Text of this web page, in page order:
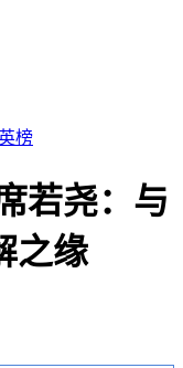
榜
若尧：与
之缘